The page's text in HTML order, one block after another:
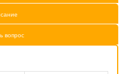
вопрос